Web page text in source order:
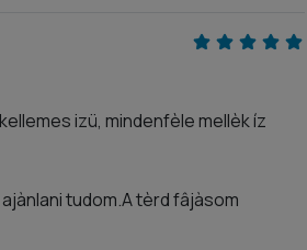
izü, mindenfèle mellèk íz
tudom.A tèrd fâjàsom